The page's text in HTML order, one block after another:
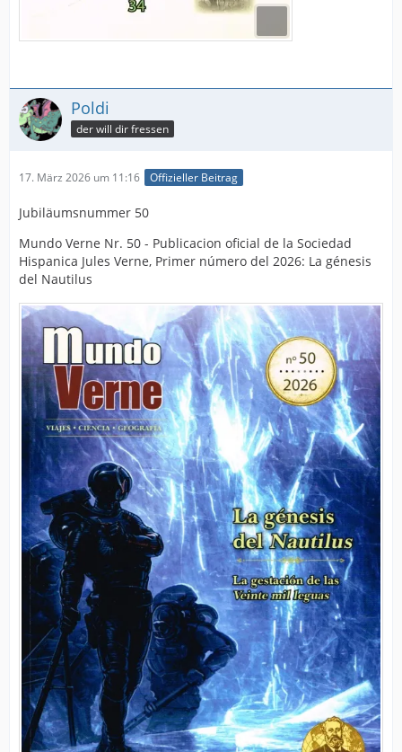
Poldi
der will dir fressen
17. März 2026 um 11:16 Offizieller Beitrag
Jubiläumsnummer 50
Mundo Verne Nr. 50 - Publicacion oficial de la Sociedad
Hispanica Jules Verne, Primer número del 2026: La génesis
del Nautilus